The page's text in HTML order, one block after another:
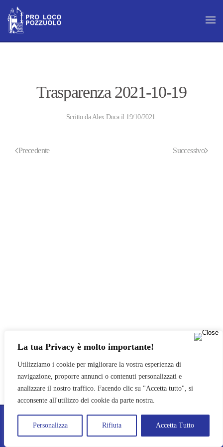
La tua Privacy è molto importante!
Utilizziamo i cookie per migliorare la vostra esperienza di
navigazione, proporre annunci o contenuti personalizzati e
analizzare il nostro traffico. Facendo clic su "Accetta tutto", si
acconsente all'utilizzo dei cookie da parte nostra.
Personalizza Rifiuta Accetta Tutto
Skip to main content
Trasparenza 2021-10-19
Scritto daAlex Ducail 19/10/2021.
Precedente Successivo